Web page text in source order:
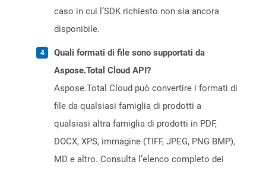
caso in cui l’SDK richiesto non sia ancora
disponibile.
Quali formati di file sono supportati da
Aspose.Total Cloud API?
Aspose.Total Cloud può convertire i formati di
file da qualsiasi famiglia di prodotti a
qualsiasi altra famiglia di prodotti in PDF,
DOCX, XPS, immagine (TIFF, JPEG, PNG BMP),
MD e altro. Consulta l’elenco completo dei